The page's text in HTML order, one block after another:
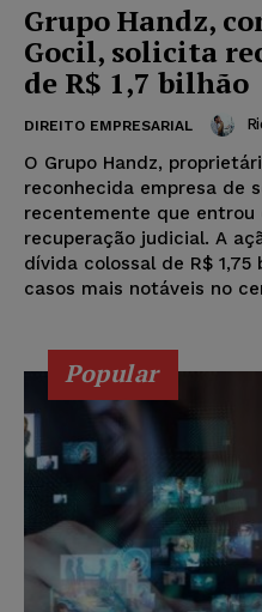
Grupo Handz,
Gocil, solicita
de R$ 1,7 bilhão
DIREITO EMPRESARIAL
O Grupo Handz,
reconhecida empresa de
recentemente que entrou
recuperação judicial. A
dívida colossal de R$
casos mais notáveis no
Popular